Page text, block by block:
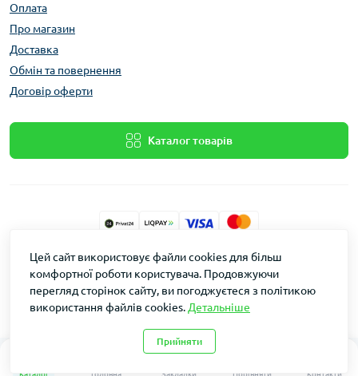
Каталог Головна Закладки
0
Порівняти Контакти
Оплата
Про магазин
Доставка
Обмін та повернення
Договір оферти
Каталог товарів
Dakin © 2026
Цей сайт використовує файли cookies для більш
комфортної роботи користувача. Продовжуючи
перегляд сторінок сайту, ви погоджуєтеся з політикою
використання файлів cookies. Детальніше
Прийняти